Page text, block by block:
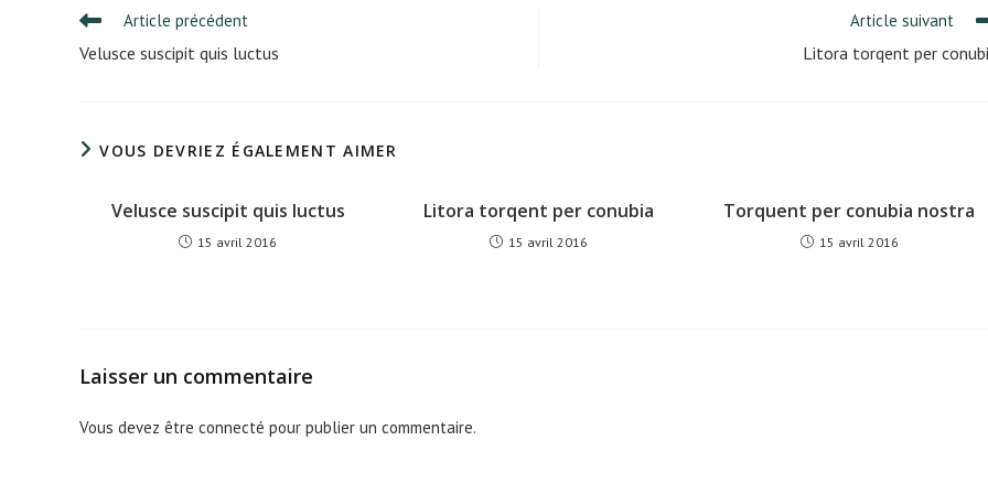
Read
articles
Article précédent
Velusce suscipit quis luctus
Article suivant
Litora torqent per
VOUS DEVRIEZ ÉGALEMENT AIMER
Velusce suscipit quis luctus
15 avril 2016
Litora torqent per conubia
15 avril 2016
Torquent per conubia nostra
15 avril 2016
Laisser un commentaire
Vous devez être connecté pour publier un commentaire.